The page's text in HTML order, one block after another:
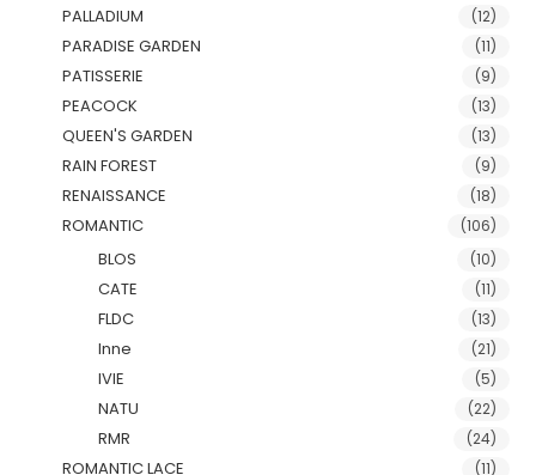
PALLADIUM (12)
PARADISE GARDEN (11)
PATISSERIE (9)
PEACOCK (13)
QUEEN'S GARDEN (13)
RAIN FOREST (9)
RENAISSANCE (18)
ROMANTIC (106)
BLOS (10)
CATE (11)
FLDC (13)
Inne (21)
IVIE (5)
NATU (22)
RMR (24)
ROMANTIC LACE (11)